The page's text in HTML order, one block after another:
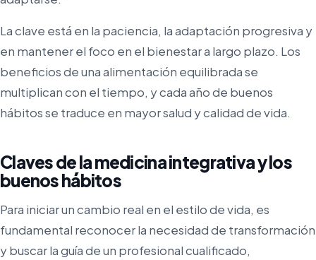
La clave está en la paciencia, la adaptación progresiva y
en mantener el foco en el bienestar a largo plazo. Los
beneficios de una alimentación equilibrada se
multiplican con el tiempo, y cada año de buenos
hábitos se traduce en mayor salud y calidad de vida.
Claves de la medicina integrativa y los
buenos hábitos
Para iniciar un cambio real en el estilo de vida, es
fundamental reconocer la necesidad de transformación
y buscar la guía de un profesional cualificado,